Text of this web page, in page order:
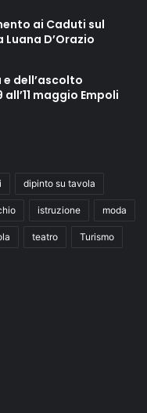
ai Caduti sul
D’Orazio
e dell’ascolto
all’11 maggio Empoli
dipinto su tavola
istruzione moda
teatro Turismo